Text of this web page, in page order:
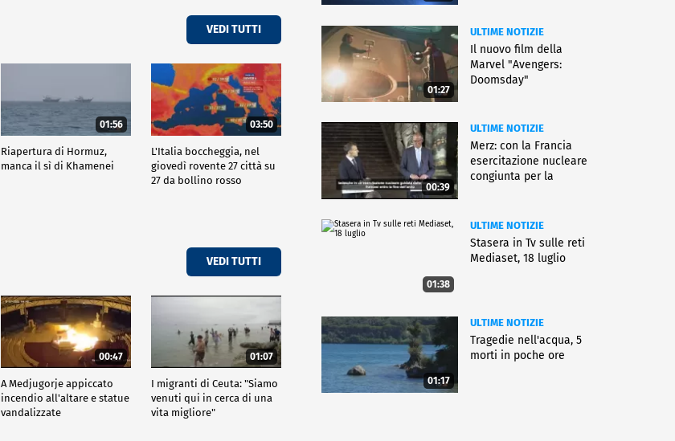
VEDI TUTTI
01:56
Riapertura di Hormuz,
manca il sì di Khamenei
03:50
L'Italia boccheggia, nel
giovedì rovente 27 città su
27 da bollino rosso
VEDI TUTTI
00:47
A Medjugorje appiccato
incendio all'altare e statue
vandalizzate
01:07
I migranti di Ceuta: "Siamo
venuti qui in cerca di una
vita migliore"
01:27
ULTIME NOTIZIE
Il nuovo film della
Marvel "Avengers:
Doomsday"
00:39
ULTIME NOTIZIE
Merz: con la Francia
esercitazione nucleare
congiunta per la
01:38
ULTIME NOTIZIE
Stasera in Tv sulle reti
Mediaset, 18 luglio
01:17
ULTIME NOTIZIE
Tragedie nell'acqua, 5
morti in poche ore